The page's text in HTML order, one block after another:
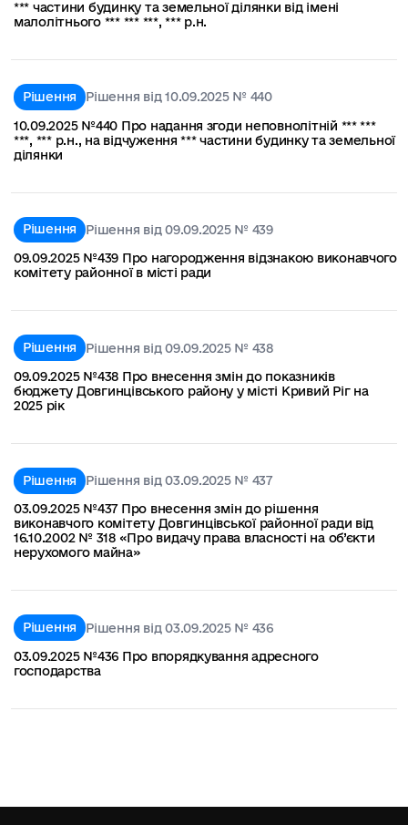
*** частини будинку та земельної ділянки від імені
малолітнього *** *** ***, *** р.н.
Рішення
Рішення від 10.09.2025 № 440
10.09.2025 №440 Про надання згоди неповнолітній *** ***
***, *** р.н., на відчуження *** частини будинку та земельної
ділянки
Рішення
Рішення від 09.09.2025 № 439
09.09.2025 №439 Про нагородження відзнакою виконавчого
комітету районної в місті ради
Рішення
Рішення від 09.09.2025 № 438
09.09.2025 №438 Про внесення змін до показників
бюджету Довгинцівського району у місті Кривий Ріг на
2025 рік
Рішення
Рішення від 03.09.2025 № 437
03.09.2025 №437 Про внесення змін до рішення
виконавчого комітету Довгинцівської районної ради від
16.10.2002 № 318 «Про видачу права власності на об’єкти
нерухомого майна»
Рішення
Рішення від 03.09.2025 № 436
03.09.2025 №436 Про впорядкування адресного
господарства